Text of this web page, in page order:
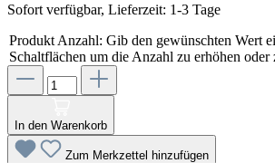
Sofort verfügbar, Lieferzeit: 1-3 Tage
Produkt Anzahl: Gib den gewünschten Wert
Schaltflächen um die Anzahl zu erhöhen oder
In den Warenkorb
Zum Merkzettel hinzufügen